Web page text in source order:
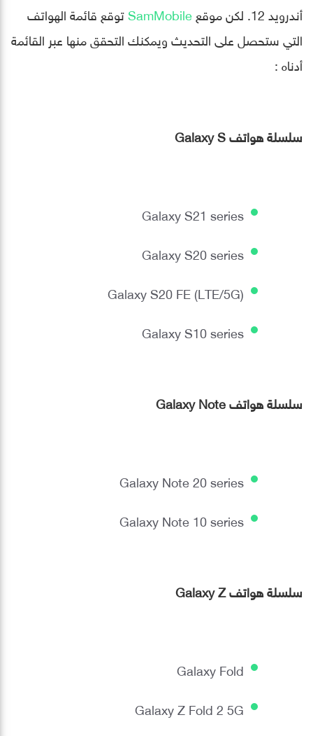
أندرويد 12.
لكن موقعSamMobileتوقع قائمة الهواتف
التي ستحصل على التحديث ويمكنك التحقق منها عبر القائمة
أدناه :
سلسلة هواتف Galaxy S
Galaxy S21 series
Galaxy S20 series
Galaxy S20 FE (LTE/5G)
Galaxy S10 series
سلسلة هواتف Galaxy Note
Galaxy Note 20 series
Galaxy Note 10 series
سلسلة هواتف Galaxy Z
Galaxy Fold
Galaxy Z Fold 2 5G